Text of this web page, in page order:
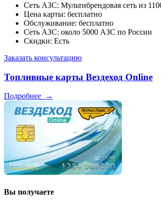
Сеть АЗС: Мультибрендовая сеть из
Цена карты: бесплатно
Обслуживание: бесплатно
Сеть АЗС: около 5000 АЗС по России
Скидки: Есть
Заказать консультацию
Топливные карты Вездеход Online
Подробнее →
Вы получаете